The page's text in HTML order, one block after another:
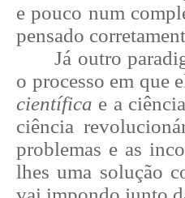
e pouco num
pensado
Já outro
o processo em que
científica e a
ciência
problemas e as
lhes uma solução